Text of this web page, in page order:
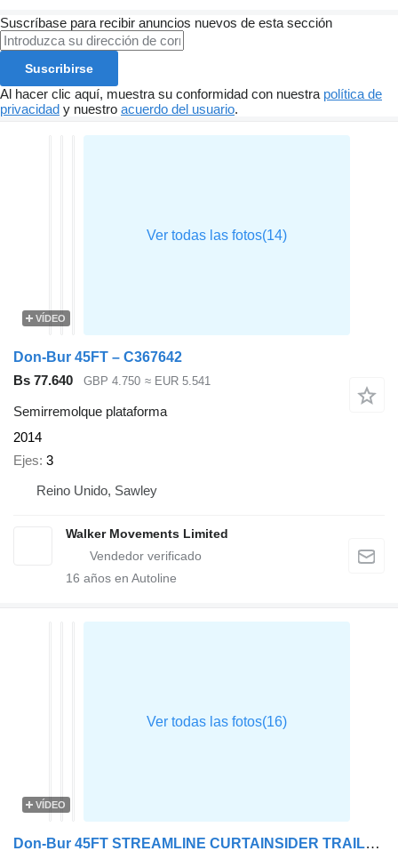
Suscríbase para recibir anuncios nuevos de esta sección
Suscribirse
Al hacer clic aquí, muestra su conformidad con nuestra política de
privacidad y nuestro acuerdo del usuario.
VÍDEO
Don-Bur 45FT – C367642
Bs 77.640
GBP 4.750 ≈ EUR 5.541
Semirremolque plataforma
2014
Ejes 3
Reino Unido, Sawley
Walker Movements Limited
16 años en Autoline
VÍDEO
Don-Bur 45FT STREAMLINE CURTAINSIDER TRAILER – 2014 – C385853